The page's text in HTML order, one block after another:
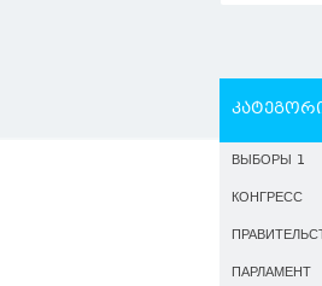
ВЫБОРЫ 1
КОНГРЕСС
ПАРЛАМЕНТ